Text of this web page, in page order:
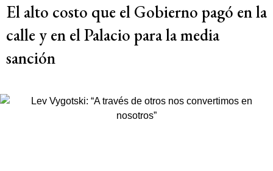
El alto costo que el Gobierno pagó en la
calle y en el Palacio para la media
sanción